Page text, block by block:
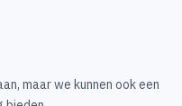
maar we kunnen ook een